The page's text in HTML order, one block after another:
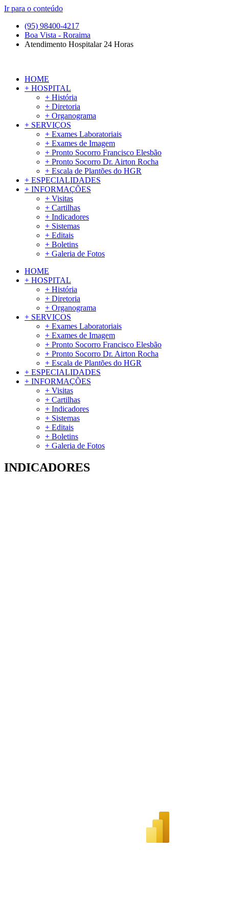
Ir para o conteúdo
(95) 98400-4217
Boa Vista - Roraima
Atendimento Hospitalar 24 Horas
HOME
+ HOSPITAL
+ História
+ Diretoria
+ Organograma
+ SERVIÇOS
+ Exames Laboratoriais
+ Exames de Imagem
+ Pronto Socorro Francisco Elesbão
+ Pronto Socorro Dr. Airton Rocha
+ Escala de Plantões do HGR
+ ESPECIALIDADES
+ INFORMAÇÕES
+ Visitas
+ Cartilhas
+ Indicadores
+ Sistemas
+ Editais
+ Boletins
+ Galeria de Fotos
HOME
+ HOSPITAL
+ História
+ Diretoria
+ Organograma
+ SERVIÇOS
+ Exames Laboratoriais
+ Exames de Imagem
+ Pronto Socorro Francisco Elesbão
+ Pronto Socorro Dr. Airton Rocha
+ Escala de Plantões do HGR
+ ESPECIALIDADES
+ INFORMAÇÕES
+ Visitas
+ Cartilhas
+ Indicadores
+ Sistemas
+ Editais
+ Boletins
+ Galeria de Fotos
INDICADORES